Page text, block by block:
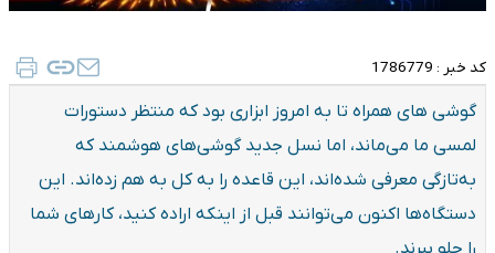
کد خبر : 1786779
گوشی های همراه تا به امروز ابزاری بود که منتظر دستورات
لمسی ما می‌ماند، اما نسل جدید گوشی‌های هوشمند که
به‌تازگی معرفی شده‌اند، این قاعده را به کل به هم زده‌اند. این
دستگاه‌ها اکنون می‌توانند قبل از اینکه اراده کنید، کارهای شما